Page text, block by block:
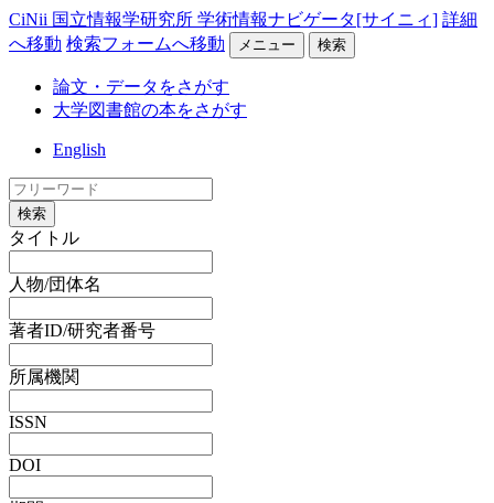
CiNii 国立情報学研究所 学術情報ナビゲータ[サイニィ] 詳細
へ移動 検索フォームへ移動 メニュー 検索
論文・データをさがす
大学図書館の本をさがす
English
検索
タイトル
人物/団体名
著者ID/研究者番号
所属機関
ISSN
DOI